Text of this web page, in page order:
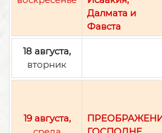
Далмата и
Фавста
18 августа,
вторник
19 августа,